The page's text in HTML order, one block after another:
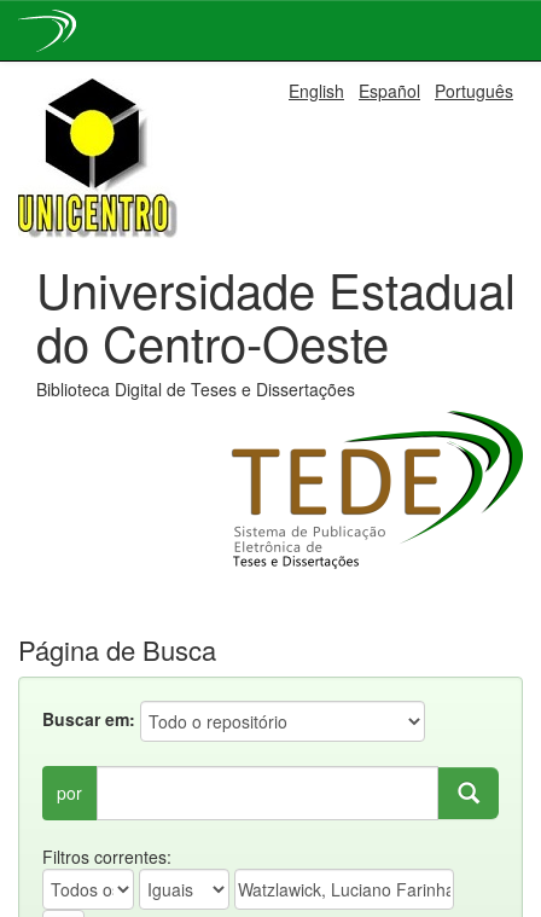
navigation
English Español Português
Universidade Estadual
do Centro-Oeste
Biblioteca Digital de Teses e Dissertações
Página de Busca
Buscar em:
por
Filtros correntes: